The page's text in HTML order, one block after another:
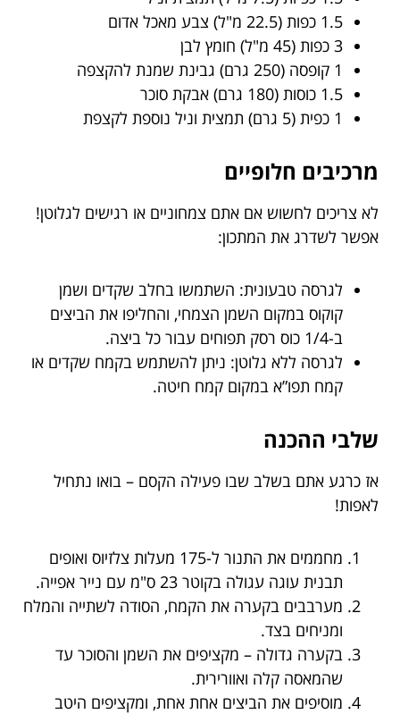
1.5 כפות (22.5 מ"ל) צבע מאכל אדום
3 כפות (45 מ"ל) חומץ לבן
1 קופסה (250 גרם) גבינת שמנת להקצפה
1.5 כוסות (180 גרם) אבקת סוכר
1 כפית (5 גרם) תמצית וניל נוספת לקצפת
מרכיבים חלופיים
לא צריכים לחשוש אם אתם צמחוניים או רגישים לגלוטן!
אפשר לשדרג את המתכון:
לגרסה טבעונית: השתמשו בחלב שקדים ושמן
קוקוס במקום השמן הצמחי, והחליפו את הביצים
ב-1/4 כוס רסק תפוחים עבור כל ביצה.
לגרסה ללא גלוטן: ניתן להשתמש בקמח שקדים או
קמח תפו”א במקום קמח חיטה.
שלבי ההכנה
אז כרגע אתם בשלב שבו פעילה הקסם – בואו נתחיל
לאפות!
מחממים את התנור ל-175 מעלות צלזיוס ואופים
תבנית עוגה עגולה בקוטר 23 ס"מ עם נייר אפייה.
מערבבים בקערה את הקמח, הסודה לשתייה והמלח
ומניחים בצד.
בקערה גדולה – מקציפים את השמן והסוכר עד
שהמאסה קלה ואוורירית.
מוסיפים את הביצים אחת אחת, ומקציפים היטב